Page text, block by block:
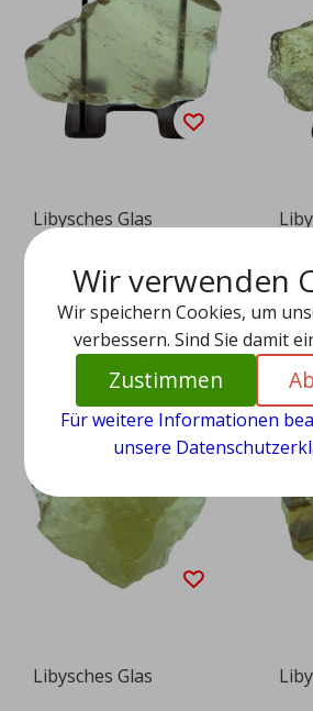
Libysches Glas
EUR 129,95
Ansehen
Libysches Glas
Wir verwenden
Wir speichern Cookies, um
verbessern. Sind Sie damit
Zustimmen
Für weitere Informationen
unsere